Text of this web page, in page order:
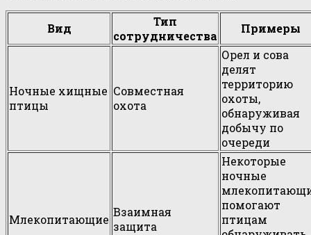
Вид
Тип
сотрудничества
Примеры
Ночные хищные
птицы
Совместная
охота
Орел и сова
делят
территорию
охоты,
обнаруживая
добычу по
очереди
Млекопитающие
Взаимная
защита
Некоторые
ночные
помогают
птицам